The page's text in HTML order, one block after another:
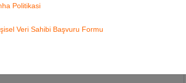
Politikasi
Veri Sahibi Başvuru Formu